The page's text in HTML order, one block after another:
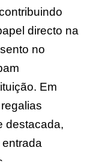
directo na
no
Em
destacada,